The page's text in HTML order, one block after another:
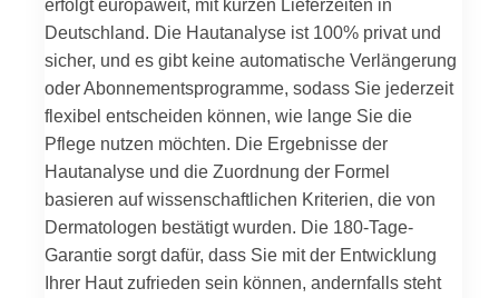
erfolgt europaweit, mit kurzen Lieferzeiten in
Deutschland. Die Hautanalyse ist 100% privat und
sicher, und es gibt keine automatische Verlängerung
oder Abonnementsprogramme, sodass Sie jederzeit
flexibel entscheiden können, wie lange Sie die
Pflege nutzen möchten. Die Ergebnisse der
Hautanalyse und die Zuordnung der Formel
basieren auf wissenschaftlichen Kriterien, die von
Dermatologen bestätigt wurden. Die 180‑Tage-
Garantie sorgt dafür, dass Sie mit der Entwicklung
Ihrer Haut zufrieden sein können, andernfalls steht